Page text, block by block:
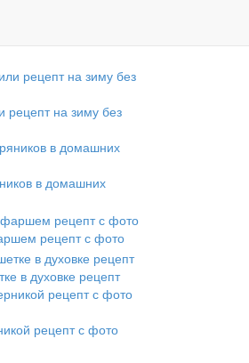
рецепт на зиму без
в домашних
рецепт с фото
в духовке рецепт
рецепт с фото